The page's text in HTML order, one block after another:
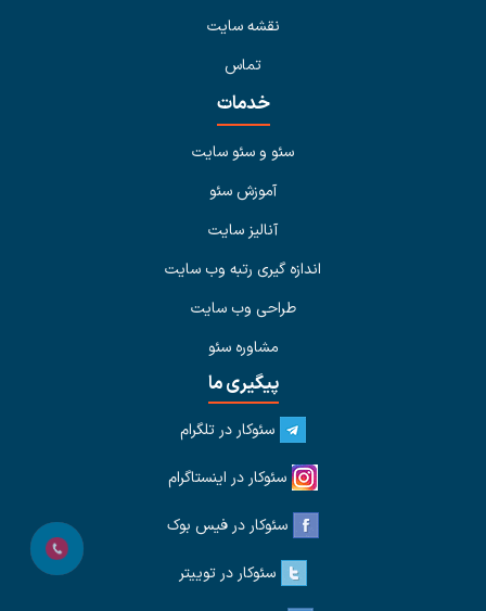
نقشه سایت
تماس
خدمات
سئو و سئو سایت
آموزش سئو
آنالیز سایت
اندازه گیری رتبه وب سایت
طراحی وب سایت
مشاوره سئو
پیگیری ما
سئوکار در تلگرام
سئوکار در اینستاگرام
سئوکار در فیس بوک
سئوکار در توییتر